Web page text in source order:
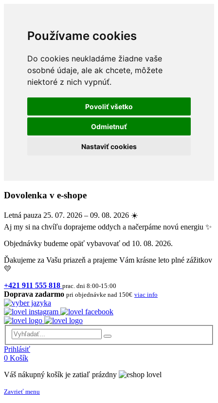
Používame cookies
Do cookies neukladáme žiadne vaše
osobné údaje, ale ak chcete, môžete
niektoré z nich vypnúť.
Povoliť všetko
Odmietnuť
Nastaviť cookies
Dovolenka v e-shope
Letná pauza 25. 07. 2026 – 09. 08. 2026 ☀️
Aj my si na chvíľu doprajeme oddych a načerpáme novú energiu ✨
Objednávky budeme opäť vybavovať od 10. 08. 2026.
Ďakujeme za Vašu priazeň a prajeme Vám krásne leto plné zážitkov
💛
+421 911 555 818 prac. dni 8:00-15:00
Doprava zadarmo pri objednávke nad 150€ viac info
Prihlásiť
0 Košík
Váš nákupný košík je zatiaľ prázdny
Zavrieť menu